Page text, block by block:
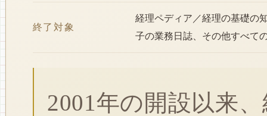
終了対象
経理ペディア／経理の基礎の
子の業務日誌、その他すべて
2001年の開設以来